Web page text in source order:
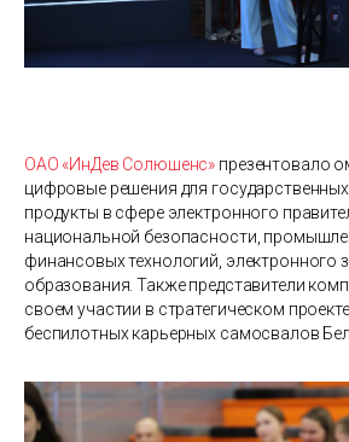
ОАО «ИнДев Солюшенс» презентовало
цифровые решения для
продукты в сфере электронного
национальной безопасности,
финансовых технологий, электронного
образования. Также представители
своем участии в стратегическом
беспилотных карьерных самосвалов